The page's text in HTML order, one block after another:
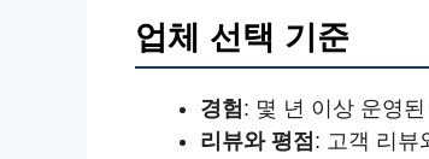
업체 선택 기준
경험: 몇 년 이상 운영
리뷰와 평점 : 고객 리뷰